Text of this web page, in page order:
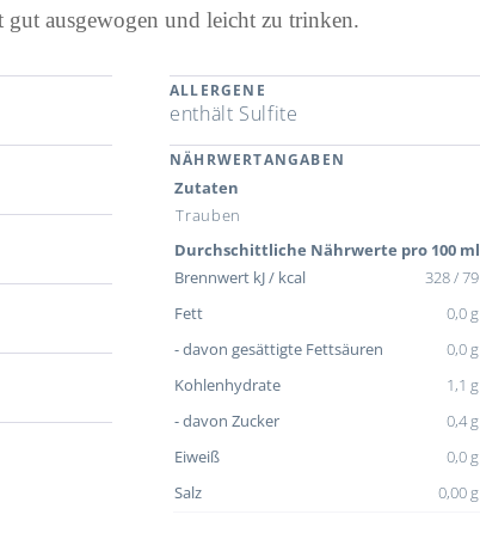
ausgewogen und leicht zu trinken.
ALLERGENE
enthält Sulfite
NÄHRWERTANGABEN
Zutaten
Trauben
Durchschittliche Nährwerte pro 100 ml
Brennwert kJ / kcal
328 / 79
Fett
0,0 g
- davon gesättigte Fettsäuren
0,0 g
Kohlenhydrate
1,1 g
- davon Zucker
0,4 g
Eiweiß
0,0 g
Salz
0,00 g